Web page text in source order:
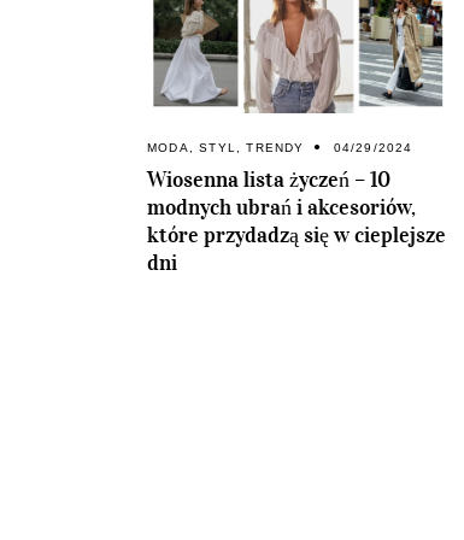
MODA ,STYL ,TRENDY 04/29/2024
Wiosenna lista życzeń – 10
modnych ubrań i akcesoriów,
które przydadzą się w cieplejsze
dni